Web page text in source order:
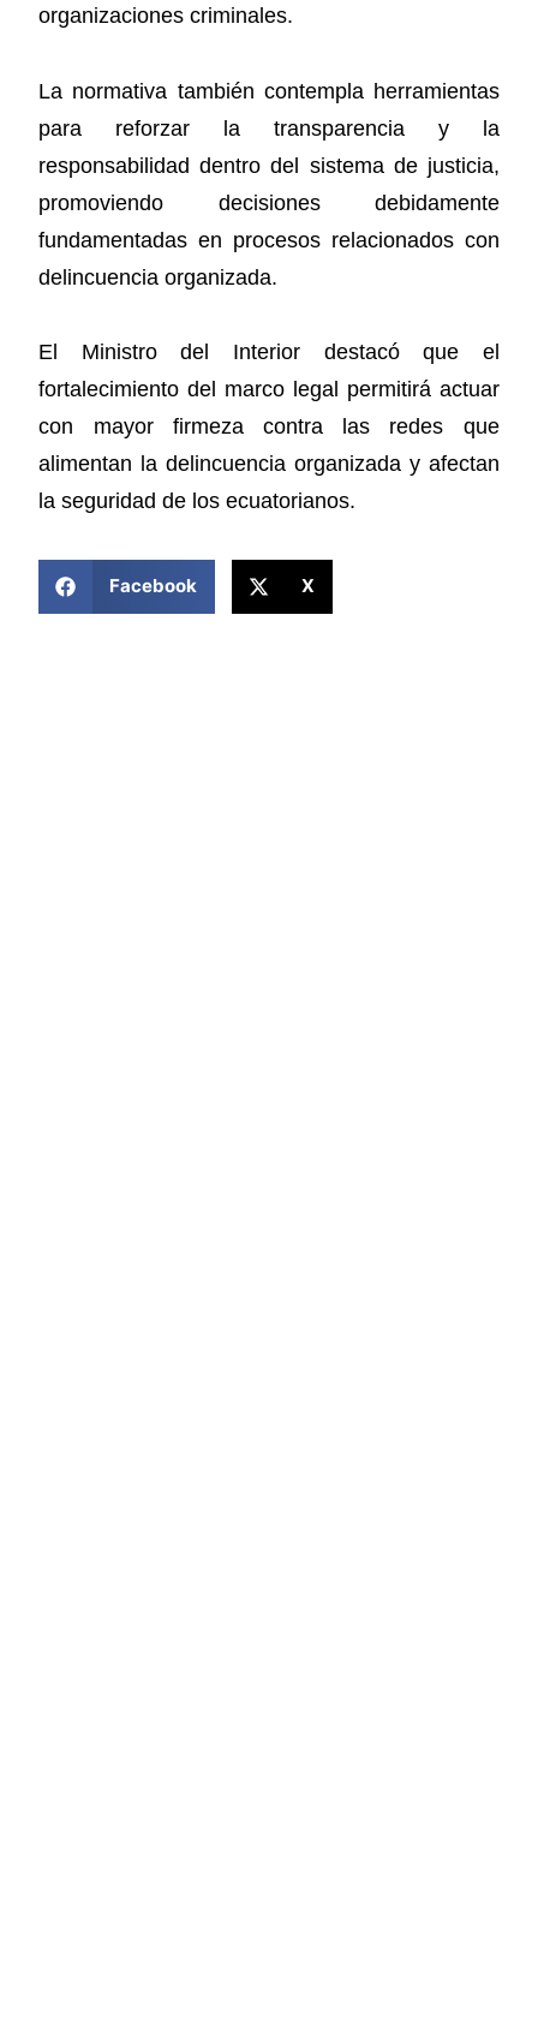
organizaciones criminales.
La normativa también contempla herramientas
para reforzar la transparencia y la
responsabilidad dentro del sistema de justicia,
promoviendo decisiones debidamente
fundamentadas en procesos relacionados con
delincuencia organizada.
El Ministro del Interior destacó que el
fortalecimiento del marco legal permitirá actuar
con mayor firmeza contra las redes que
alimentan la delincuencia organizada y afectan
la seguridad de los ecuatorianos.
Facebook X